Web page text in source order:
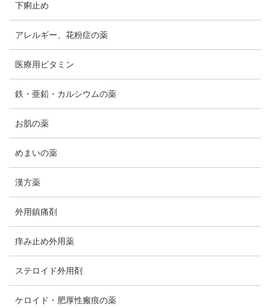
下痢止め
アレルギー、花粉症の薬
医療用ビタミン
鉄・亜鉛・カルシウムの薬
お肌の薬
めまいの薬
漢方薬
外用鎮痛剤
痒み止め外用薬
ステロイド外用剤
ケロイド・肥厚性瘢痕の薬